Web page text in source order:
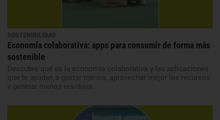
SOSTENIBILIDAD
Economía colaborativa: apps para consumir de forma más
sostenible
Descubre qué es la economía colaborativa y las aplicaciones
que te ayudan a gastar menos, aprovechar mejor los recursos
y generar menos residuos.